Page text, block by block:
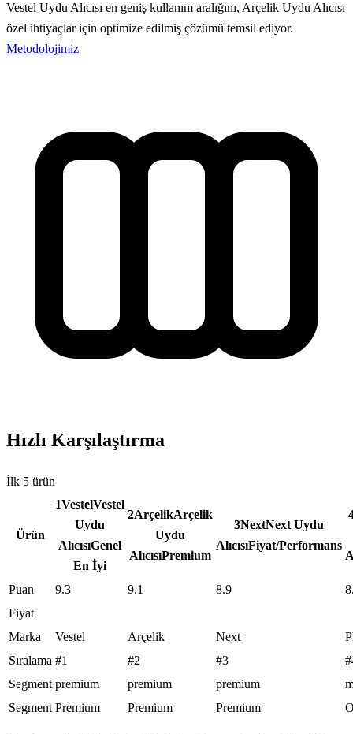
Vestel Uydu Alıcısı en geniş kullanım aralığını, Arçelik Uydu Alıcısı
özel ihtiyaçlar için optimize edilmiş çözümü temsil ediyor.
Metodolojimiz
Hızlı Karşılaştırma
İlk 5 ürün
Ürün
1VestelVestel
Uydu
AlıcısıGenel
En İyi
2ArçelikArçelik
Uydu
AlıcısıPremium
3NextNext Uydu
AlıcısıFiyat/Performans
Puan 9.3 9.1 8.9
Fiyat
Marka
Vestel Arçelik Next
Sıralama #1 #2 #3
Segment premium premium premium
Segment Premium Premium Premium